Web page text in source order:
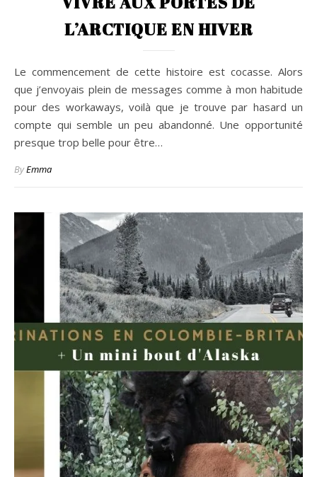
L’ARCTIQUE EN HIVER
Le commencement de cette histoire est cocasse. Alors
que j’envoyais plein de messages comme à mon habitude
pour des workaways, voilà que je trouve par hasard un
compte qui semble un peu abandonné. Une opportunité
presque trop belle pour être…
ByEmma